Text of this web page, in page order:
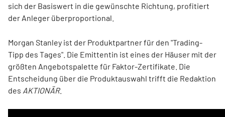
sich der Basiswert in die gewünschte Richtung, profitiert
der Anleger überproportional.
Morgan Stanley ist der Produktpartner für den "Trading-
Tipp des Tages". Die Emittentin ist eines der Häuser mit der
größten Angebotspalette für Faktor-Zertifikate. Die
Entscheidung über die Produktauswahl trifft die Redaktion
des AKTIONÄR.